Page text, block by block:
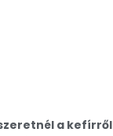
a kefírről